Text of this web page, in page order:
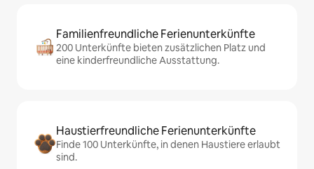
Familienfreundliche Ferienunterkünfte
200 Unterkünfte bieten zusätzlichen Platz und
eine kinderfreundliche Ausstattung.
Haustierfreundliche Ferienunterkünfte
Finde 100 Unterkünfte, in denen Haustiere erlaubt
sind.